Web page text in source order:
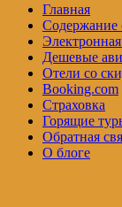
Главная
Содержание
Дешевые
Отели со
Booking.com
Страховка
Горящие
Обратная
О блоге